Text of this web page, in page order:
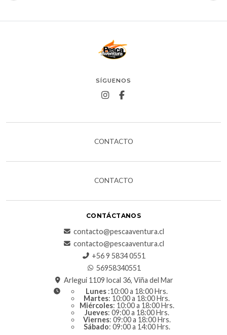
SÍGUENOS
CONTACTO
CONTACTO
CONTÁCTANOS
contacto@pescaaventura.cl
contacto@pescaaventura.cl
+56 9 5834 0551
56958340551
Arlegui 1109 local 36, Viña del Mar
Lunes :10:00 a 18:00 Hrs.
Martes: 10:00 a 18:00 Hrs.
Miércoles: 10:00 a 18:00 Hrs.
Jueves: 09:00 a 18:00 Hrs.
Viernes: 09:00 a 18:00 Hrs.
Sábado: 09:00 a 14:00 Hrs.